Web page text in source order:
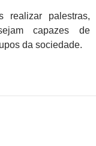
realizar palestras,
capazes de
da sociedade.